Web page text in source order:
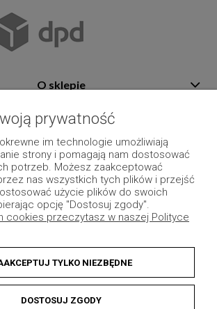
O sklepie
Płatność i dostawa
Moje konto
Pozostałe
prywatność
im technologie umożliwiają
strony i pomagają nam dostosować
potrzeb. Możesz zaakceptować
nas wszystkich tych plików i przejść
użycie plików do swoich
opcję "Dostosuj zgody".
cookies przeczytasz w naszej Polityce
TYLKO NIEZBĘDNE
DOSTOSUJ ZGODY